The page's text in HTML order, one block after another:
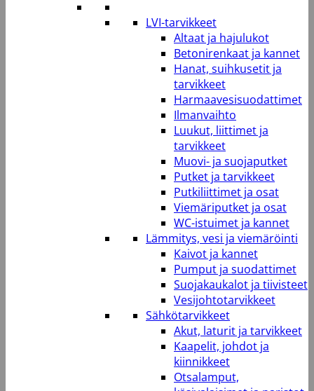
LVI-tarvikkeet
Altaat ja hajulukot
Betonirenkaat ja kannet
Hanat, suihkusetit ja
tarvikkeet
Harmaavesisuodattimet
Ilmanvaihto
Luukut, liittimet ja
tarvikkeet
Muovi- ja suojaputket
Putket ja tarvikkeet
Putkiliittimet ja osat
Viemäriputket ja osat
WC-istuimet ja kannet
Lämmitys, vesi ja viemäröinti
Kaivot ja kannet
Pumput ja suodattimet
Suojakaukalot ja tiivisteet
Vesijohtotarvikkeet
Sähkötarvikkeet
Akut, laturit ja tarvikkeet
Kaapelit, johdot ja
kiinnikkeet
Otsalamput,